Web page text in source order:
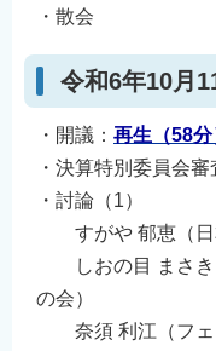
・散会
令和6年10月
・開議： 再生（58分
・決算特別委員会
・討論（1）
すがや 郁恵（日
しおの目 まさき
の会）
奈須 利江（フェ